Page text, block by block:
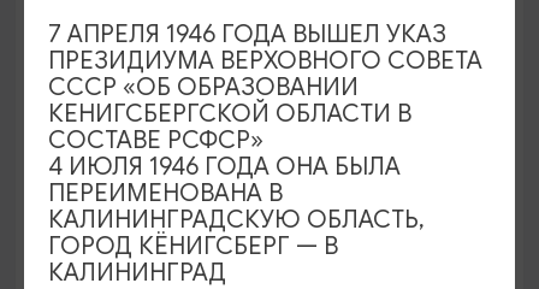
МАСТЕР-КЛАССЫ
Мастер-классы по керамике Елены
Бодяковой
7 АПРЕЛЯ 1946 ГОДА ВЫШЕЛ УКАЗ
ПРЕЗИДИУМА ВЕРХОВНОГО СОВЕТА
СССР «ОБ ОБРАЗОВАНИИ
КЕНИГСБЕРГСКОЙ ОБЛАСТИ В
СОСТАВЕ РСФСР»
4 ИЮЛЯ 1946 ГОДА ОНА БЫЛА
ПЕРЕИМЕНОВАНА В
КАЛИНИНГРАДСКУЮ ОБЛАСТЬ,
ГОРОД КЁНИГСБЕРГ — В
КАЛИНИНГРАД